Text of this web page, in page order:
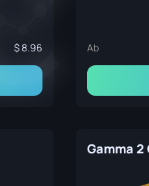
8.96 Ab
Gamma 2